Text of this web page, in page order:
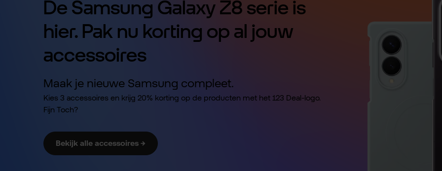
De Samsung Galaxy Z8 serie is
hier. Pak nu korting op al jouw
accessoires
Maak je nieuwe Samsung compleet.
Kies 3 accessoires en krijg 20% korting op de producten met het 123 Deal-logo.
Fijn Toch?
Bekijk alle accessoires →